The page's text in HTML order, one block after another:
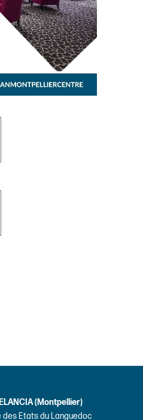
(Montpellier)
des Etats du Languedoc